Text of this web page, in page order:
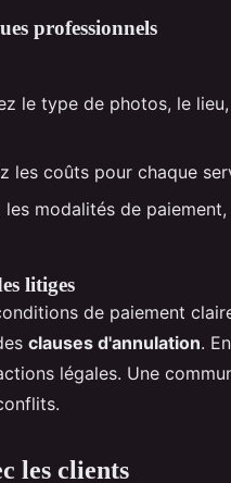
professionnels
le type de photos, le
les coûts pour chaque
les modalités de
litiges
de paiement
clauses d'annulation.
légales. Une
les clients